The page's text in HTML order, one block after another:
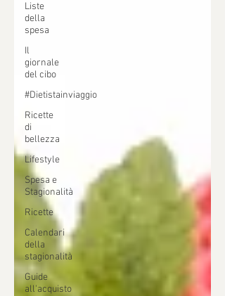
Liste
della
spesa
Il
giornale
del cibo
#Dietistainviaggio
Ricette
di
bellezza
Lifestyle
Spesa e
Stagionalità
Ricette
Calendari
della
stagionalità
Guide
all'acquisto